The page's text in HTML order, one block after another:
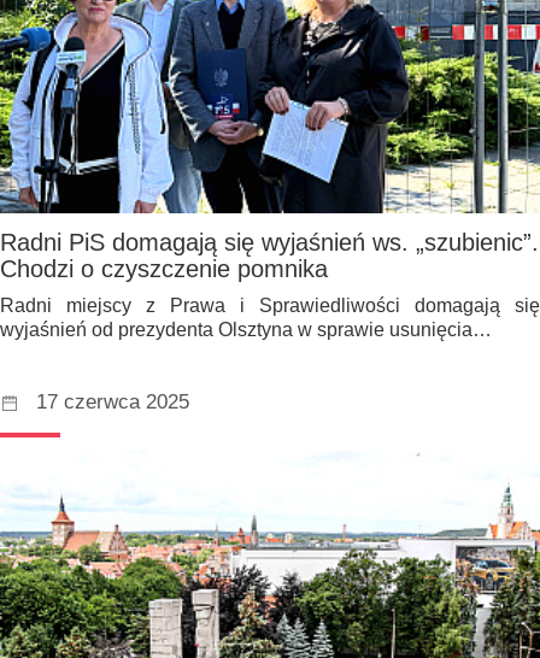
Radni PiS domagają się wyjaśnień ws. „szubienic”.
Chodzi o czyszczenie pomnika
Radni miejscy z Prawa i Sprawiedliwości domagają się
wyjaśnień od prezydenta Olsztyna w sprawie usunięcia…
17 czerwca 2025